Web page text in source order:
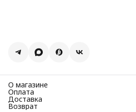
О магазине
Оплата
Доставка
Возврат